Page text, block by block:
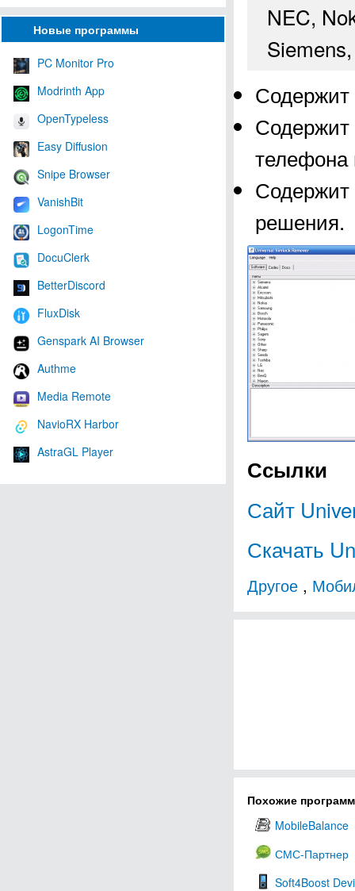
Новые программы
PC Monitor Pro
Modrinth App
OpenTypeless
Easy Diffusion
Snipe Browser
VanishBit
LogonTime
DocuClerk
BetterDiscord
FluxDisk
Genspark AI Browser
Authme
Media Remote
NavioRX Harbor
AstraGL Player
NEC,
Содержит
телефона
Содержит
решения.
Ссылки
Сайт
Скачать
Другое ,
Похожие
MobileBalance
СМС-Партнер
Soft4Boost